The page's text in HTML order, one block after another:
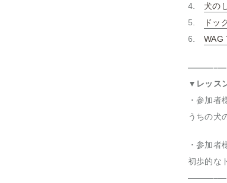
4. 犬の
5.
ドッ
6.
▼レッス
・参加者
うちの犬
・参加者
初歩的な